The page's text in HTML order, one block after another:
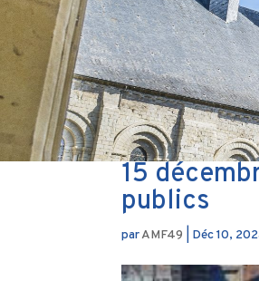
15
publics
parAMF49 Déc 10,